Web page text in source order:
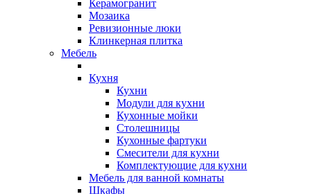
Керамогранит
Мозаика
Ревизионные люки
Клинкерная плитка
Мебель
Кухня
Кухни
Модули для кухни
Кухонные мойки
Столешницы
Кухонные фартуки
Смесители для кухни
Комплектующие для кухни
Мебель для ванной комнаты
Шкафы